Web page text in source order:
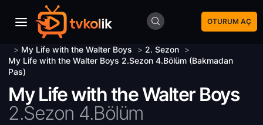
OTURUM AÇ
> My Life with the Walter Boys > 2. Sezon >
My Life with the Walter Boys 2.Sezon 4.Bölüm (Bakmadan
Pas)
My Life with the Walter Boys
2.Sezon 4.Bölüm